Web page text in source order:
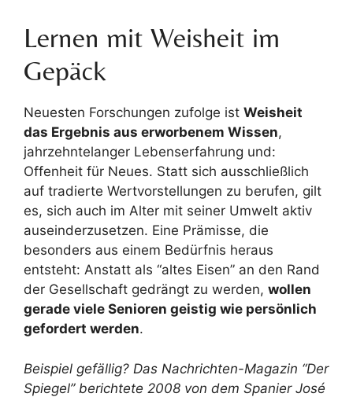
Lernen mit Weisheit im
Gepäck
Neuesten Forschungen zufolge ist Weisheit
das Ergebnis aus erworbenem Wissen,
jahrzehntelanger Lebenserfahrung und:
Offenheit für Neues. Statt sich ausschließlich
auf tradierte Wertvorstellungen zu berufen, gilt
es, sich auch im Alter mit seiner Umwelt aktiv
auseinderzusetzen. Eine Prämisse, die
besonders aus einem Bedürfnis heraus
entsteht: Anstatt als “altes Eisen” an den Rand
der Gesellschaft gedrängt zu werden, wollen
gerade viele Senioren geistig wie persönlich
gefordert werden.
Beispiel gefällig? Das Nachrichten-Magazin “Der
Spiegel” berichtete 2008 von dem Spanier José